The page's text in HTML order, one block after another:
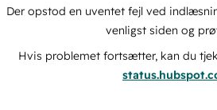
Der opstod en uventet fejl ved
venligst siden og
Hvis problemet fortsætter, kan du